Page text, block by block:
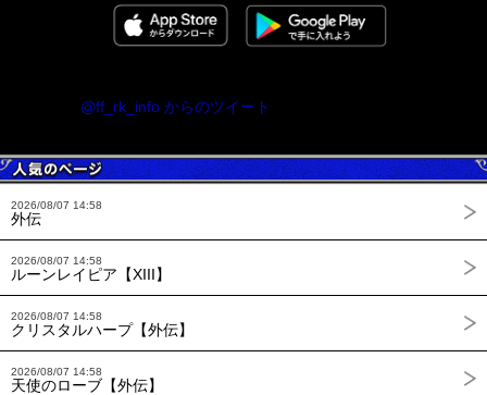
@ff_rk_info からのツイート
2026/08/07 14:58
外伝
2026/08/07 14:58
ルーンレイピア【XIII】
2026/08/07 14:58
クリスタルハープ【外伝】
2026/08/07 14:58
天使のローブ【外伝】